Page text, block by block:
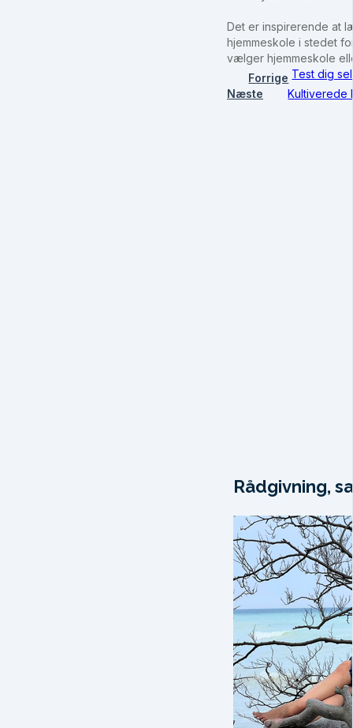
Det er inspirerende at
hjemmeskole i stedet
vælger hjemmeskole
Forrige Test dig
Næste
Kultiverede
Rådgivning,